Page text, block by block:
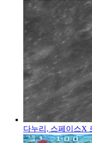
다누리, 스페이스X